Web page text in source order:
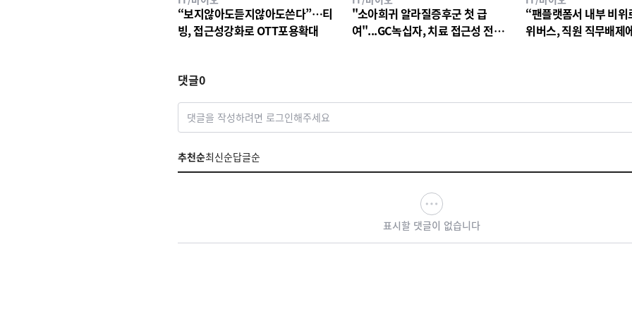
“보지않아도듣지않아도쓴다”…티
빙, 접근성강화로 OTT포용확대
"소아희귀 알라질증후군 첫 급
여"...GC녹십자, 치료 접근성 전환
“팬플랫폼서 내부 비
위버스, 직원 직무배제
댓글0
댓글을 작성하려면 로그인해주세요
추천순최신순답글순
표시할 댓글이 없습니다